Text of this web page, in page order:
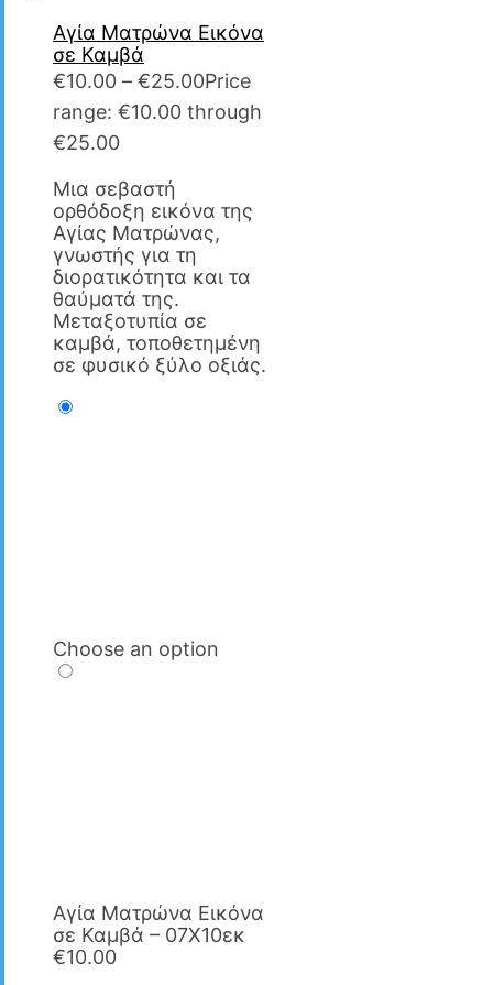
Αγία Ματρώνα Εικόνα
σε Καμβά
€10.00 – €25.00Price
range: €10.00 through
€25.00
Μια σεβαστή
ορθόδοξη εικόνα της
Αγίας Ματρώνας,
γνωστής για τη
διορατικότητα και τα
θαύματά της.
Μεταξοτυπία σε
καμβά, τοποθετημένη
σε φυσικό ξύλο οξιάς.
Choose an option
Αγία Ματρώνα Εικόνα
σε Καμβά – 07X10εκ
€10.00